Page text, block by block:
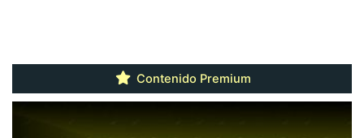
Contenido Premium